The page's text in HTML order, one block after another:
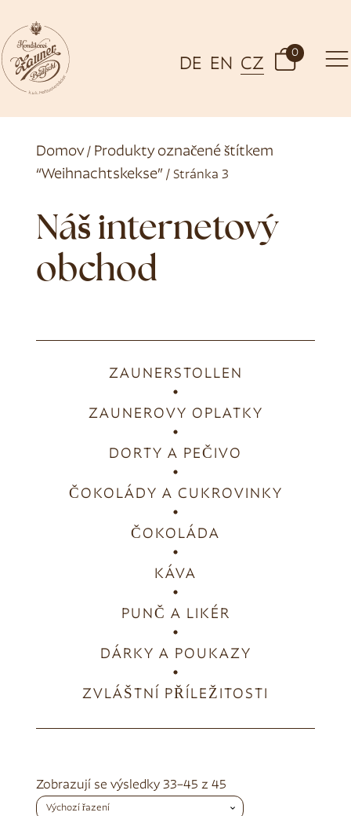
DE EN CZ
0
Domov/ Produkty označené štítkem
“Weihnachtskekse” / Stránka 3
Náš internetový
obchod
ZAUNERSTOLLEN
ZAUNEROVY OPLATKY
DORTY A PEČIVO
ČOKOLÁDY A CUKROVINKY
ČOKOLÁDA
KÁVA
PUNČ A LIKÉR
DÁRKY A POUKAZY
ZVLÁŠTNÍ PŘÍLEŽITOSTI
Zobrazují se výsledky 33–45 z 45